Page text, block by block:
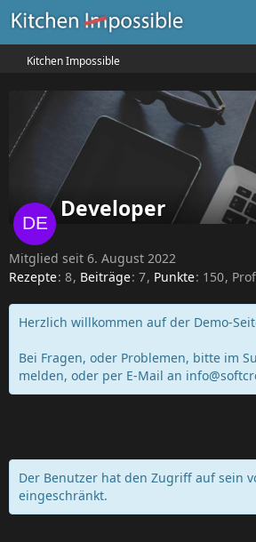
Kitchen Impossible
Developer
Mitglied seit 6. August 2022
Rezepte 8 Beiträge 7 Punkte 150
Herzlich willkommen auf der Demo-
Bei Fragen, oder Problemen, bitte im
melden, oder per E-Mail an
Der Benutzer hat den Zugriff auf sein
eingeschränkt.